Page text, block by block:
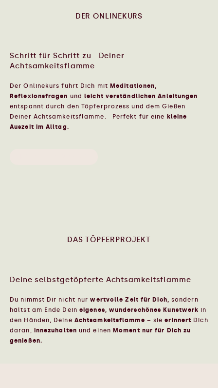
DER ONLINEKURS
Schritt für Schritt zu Deiner
Achtsamkeitsflamme
Der Onlinekurs führt Dich mit Meditationen,
Reflexionsfragen undleicht verständlichen Anleitungen
entspannt durch den Töpferprozess und dem Gießen
Deiner Achtsamkeitsflamme. Perfekt für eine kleine
Auszeit im Alltag.
DAS TÖPFERPROJEKT
Deine selbstgetöpferte Achtsamkeitsflamme
Du nimmst Dir nicht nurwertvolle Zeit für Dich, sondern
hältst am Ende Dein eigenes, wunderschönes Kunstwerk in
den Händen, Deine Achtsamkeitsflamme – sieerinnert Dich
daran,
innezuhalten und einen Moment nur für Dich zu
genießen.